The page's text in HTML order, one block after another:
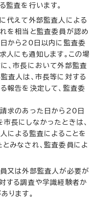
査を行います。
代えて外部監査人による
を相当と監査委員が認め
日から20日以内に監査委
人にも通知します。この場
、市長において外部監査
査人は、市長等に対する
報告を決定して、監査委
求のあった日から20日
長にしなかったときは、
による監査によることを
みなされ、監査委員によ
又は外部監査人が必要が
する調査や学識経験者か
ります。